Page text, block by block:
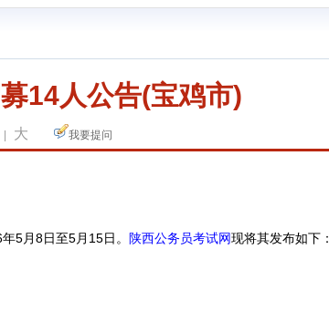
14人公告(宝鸡市)
大 我要提问
5月8日至5月15日。 陕西公务员考试网现将其发布如下：